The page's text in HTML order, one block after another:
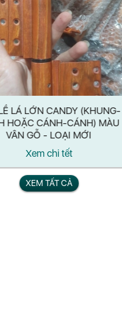
LÁ LỚN CANDY (KHUNG-
HOẶC CÁNH-CÁNH) MÀU
VÂN GỖ - LOẠI MỚI
Xem chi tết
XEM TẤT CẢ